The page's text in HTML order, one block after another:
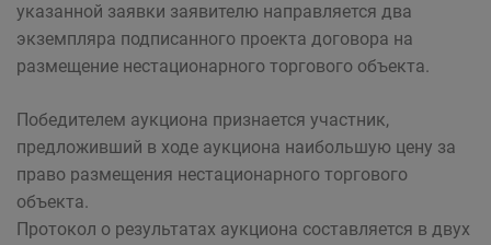
указанной заявки заявителю направляется два
экземпляра подписанного проекта договора на
размещение нестационарного торгового объекта.
Победителем аукциона признается участник,
предложивший в ходе аукциона наибольшую цену за
право размещения нестационарного торгового
объекта.
Протокол о результатах аукциона составляется в двух